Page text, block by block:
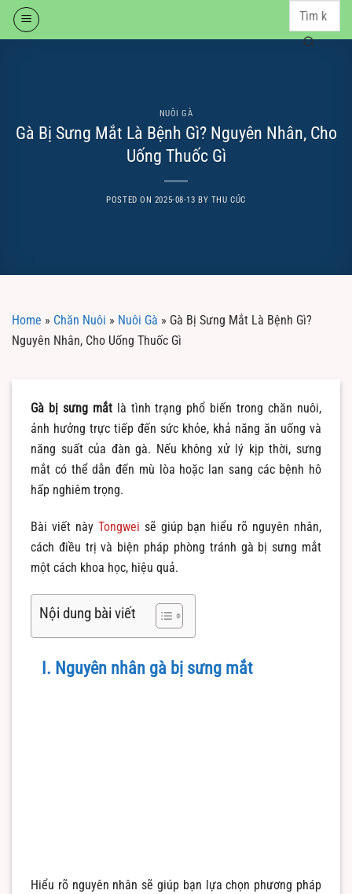
Skip
NUÔI GÀ
Gà Bị Sưng Mắt Là Bệnh Gì? Nguyên Nhân, Cho
Uống Thuốc Gì
POSTED ON 2025-08-13 BY THU CÚC
Home » Chăn Nuôi » Nuôi Gà » Gà Bị Sưng Mắt Là Bệnh Gì?
Nguyên Nhân, Cho Uống Thuốc Gì
Gà bị sưng mắtlà tình trạng phổ biến trong chăn nuôi,
ảnh hưởng trực tiếp đến sức khỏe, khả năng ăn uống và
năng suất của đàn gà. Nếu không xử lý kịp thời, sưng
mắt có thể dẫn đến mù lòa hoặc lan sang các bệnh hô
hấp nghiêm trọng.
Bài viết này Tongwei sẽ giúp bạn hiểu rõ nguyên nhân,
cách điều trị và biện pháp phòng tránh gà bị sưng mắt
một cách khoa học, hiệu quả.
Nội dung bài viết
I. Nguyên nhân gà bị sưng mắt
Hiểu rõ nguyên nhân sẽ giúp bạn lựa chọn phương pháp